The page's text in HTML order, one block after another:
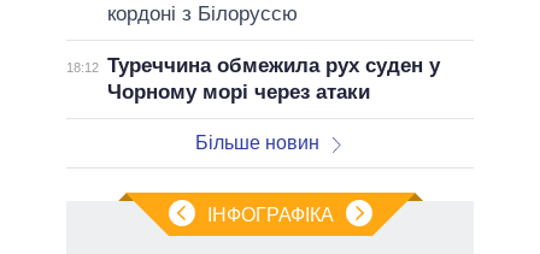
кордоні з Білоруссю
18:12 Туреччина обмежила рух суден у
Чорному морі через атаки
Більше новин
ІНФОГРАФІКА